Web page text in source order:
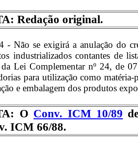
Redação original.
- Não se exigirá a anulação do
industrializados contantes de
Lei Complementar nº 24, de
para utilização como
e embalagem dos produtos
O Conv. ICM 10/89
ICM 66/88.